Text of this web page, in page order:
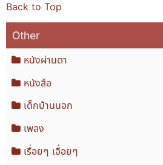
Back to Top
Other
หนังผ่านตา
หนังสือ
เด็กบ้านนอก
เพลง
เรื่อยๆ เอื่อยๆ